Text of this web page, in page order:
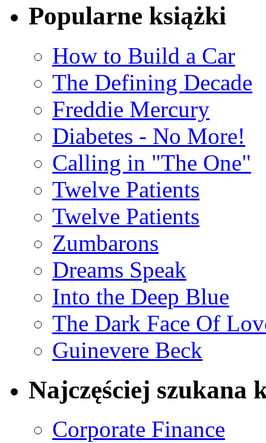
Popularne książki
How to Build a Car
The Defining Decade
Freddie Mercury
Diabetes - No More!
Calling in "The One"
Twelve Patients
Twelve Patients
Zumbarons
Dreams Speak
Into the Deep Blue
The Dark Face Of
Guinevere Beck
Najczęściej szukana
Corporate Finance